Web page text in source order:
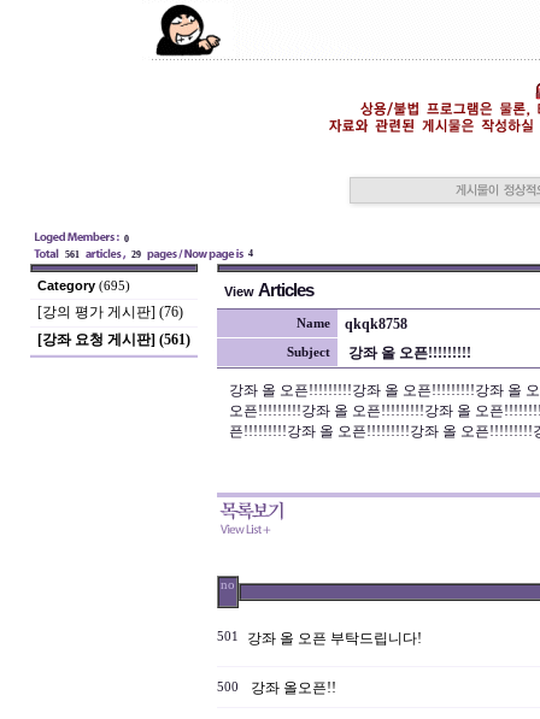
0
561
29 4
Category (695)
[강의 평가 게시판] (76)
[강좌 요청 게시판] (561)
View Articles
Name qkqk8758
Subject 강좌 올 오픈!!!!!!!!!
강좌 올 오픈!!!!!!!!!강좌 올 오픈!!!!!!!!!강좌 올
오픈!!!!!!!!!강좌 올 오픈!!!!!!!!!강좌 올 오픈
픈!!!!!!!!!강좌 올 오픈!!!!!!!!!강좌 올 오픈
no
501 강좌 올 오픈 부탁드립니다!
500 강좌 올오픈!!